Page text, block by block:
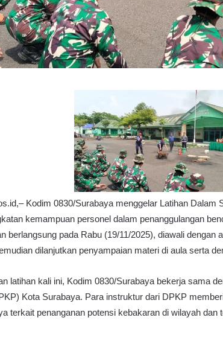
Kodim 0830/Surabaya menggelar Latihan Dalam
kemampuan personel dalam penanggulangan
berlangsung pada Rabu (19/11/2025), diawali dengan
dilanjutkan penyampaian materi di aula serta
latihan kali ini, Kodim 0830/Surabaya bekerja sama
Kota Surabaya. Para instruktur dari DPKP
terkait penanganan potensi kebakaran di wilayah dan